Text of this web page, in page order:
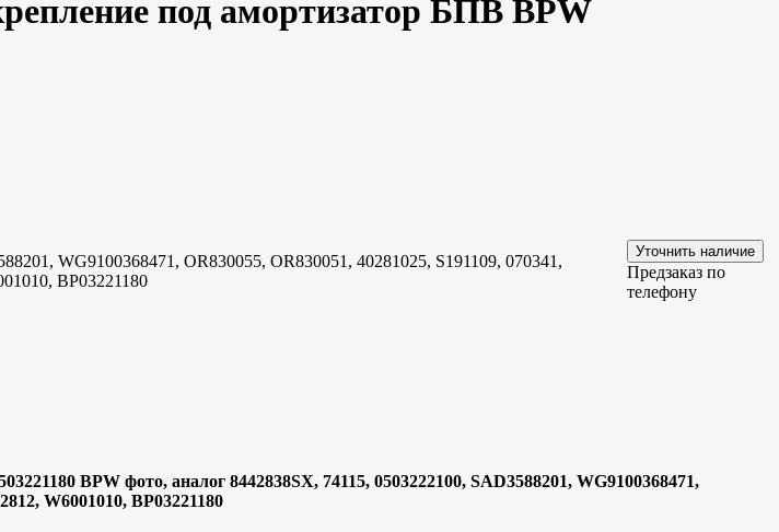
под амортизатор БПВ BPW
WG9100368471, OR830055, OR830051, 40281025, S191109, 070341,
BP03221180
Предзаказ по
телефону
BPW фото, аналог 8442838SX, 74115, 0503222100, SAD3588201, WG9100368471,
W6001010, BP03221180